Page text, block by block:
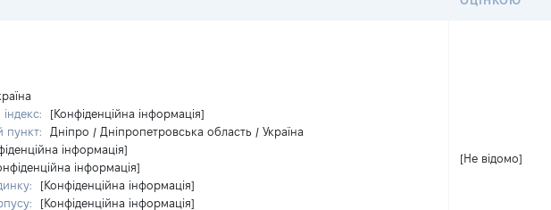
[Конфіденційна інформація]
пункт:
Дніпро / Дніпропетровська область / Україна
інформація]
інформація]
[Конфіденційна інформація]
[Конфіденційна інформація]
[Не відомо]